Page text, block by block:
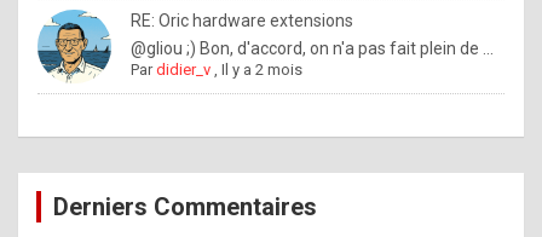
o
w
o
e
RE: Oric hardware extensions
@gliou ;) Bon, d'accord, on n'a pas fait plein de ...
Pardidier_v ,Il y a 2 mois
Derniers Commentaires